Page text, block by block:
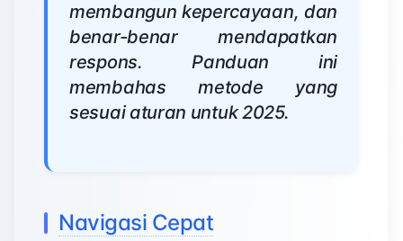
membangun kepercayaan, dan
benar-benar mendapatkan
respons. Panduan ini
membahas metode yang
sesuai aturan untuk 2025.
Navigasi Cepat